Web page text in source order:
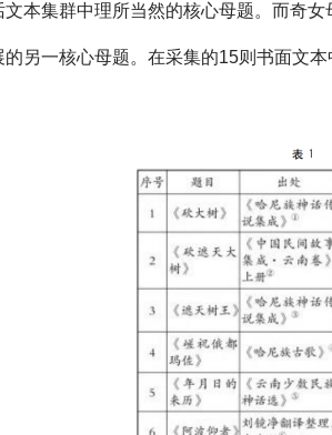
文本集群中理所当然的核心母题。而奇
的另一核心母题。在采集的15则书面文